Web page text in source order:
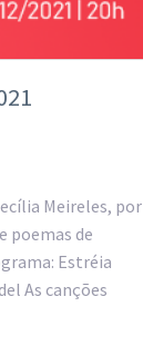
Meireles, por
poemas de
Estréia
As canções